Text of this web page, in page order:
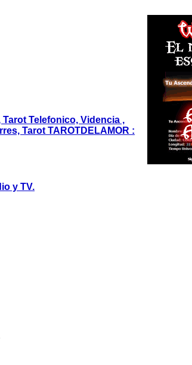
Telefonico, Videncia ,
Tarot TAROTDELAMOR :
y TV.